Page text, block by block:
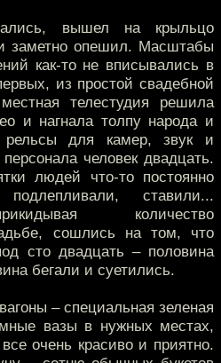
вышел на крыльцо
заметно опешил. Масштабы
как-то не вписывались в
из простой свадебной
телестудия решила
и нагнала толпу народа и
рельсы для камер, звук и
человек двадцать.
людей что-то постоянно
ставили...
количество
сошлись на том, что
сто двадцать – половина
бегали и суетились.
– специальная зеленая
вазы в нужных местах,
очень красиво и приятно.